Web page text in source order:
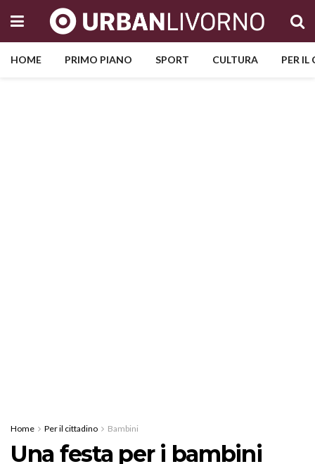
HOME PRIMO PIANO SPORT CULTURA PER
Home Per il cittadino Bambini
Una festa per i bambini